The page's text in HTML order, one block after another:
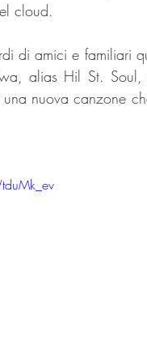
cloud.
di amici e familiari
alias Hil St. Soul,
nuova canzone